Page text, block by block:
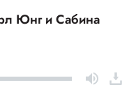
Юнг и Сабина